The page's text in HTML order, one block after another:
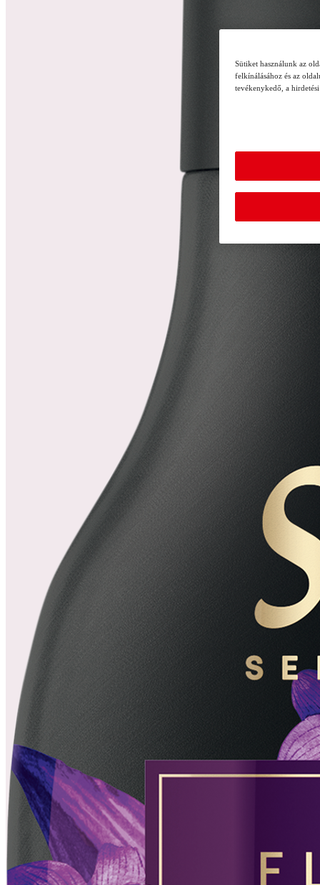
Sütiket használunk az
felkínálásához és az
tevékenykedő, a